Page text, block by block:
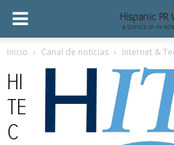
Inicio Canal de noticias Internet &
HI
TE
C